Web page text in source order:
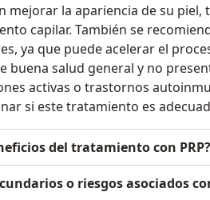
mejorar la apariencia de su
capilar. También se
ya que puede acelerar el
buena salud general y no
activas o trastornos
si este tratamiento es
del tratamiento con PRP?
o riesgos asociados